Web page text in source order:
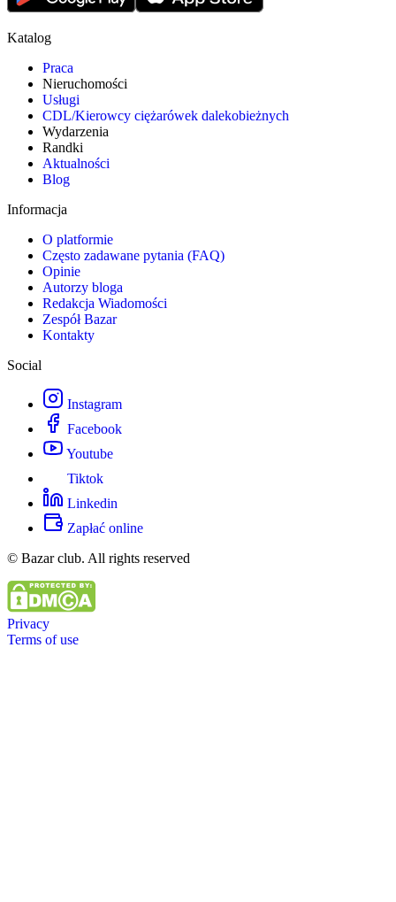
Katalog
Praca
Nieruchomości
Usługi
CDL/Kierowcy ciężarówek dalekobieżnych
Wydarzenia
Randki
Aktualności
Blog
Informacja
O platformie
Często zadawane pytania (FAQ)
Opinie
Autorzy bloga
Redakcja Wiadomości
Zespół Bazar
Kontakty
Social
Instagram
Facebook
Youtube
Tiktok
Linkedin
Zapłać online
© Bazar club. All rights reserved
Privacy
Terms of use